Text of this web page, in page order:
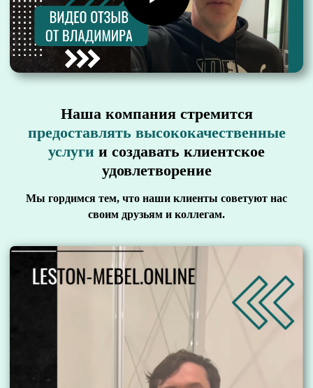
Наша компания стремится
предоставлять высококачественные
услуги и создавать клиентское
удовлетворение
Мы гордимся тем, что наши клиенты советуют нас
своим друзьям и коллегам.
Гарантируем более 80 тыс.
открываний/закрываний ящиков —
плавно и бесшумно
Наши решения для хранения позволят
Смарт-хранение
Вне зависимости от сложности проекта,
мы изготовим мебель своевременно
Кухня, полностью отражающая вашу
Высокоточное оборудование
Безграничные возможности
Бесплатный выезд мастера с
материалами фасадов, примерами
Бесплатный замер